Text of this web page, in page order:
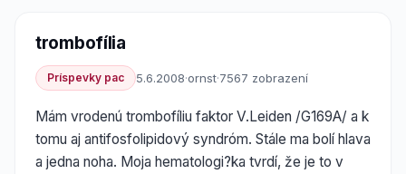
trombofília
Príspevky pac 5.6.2008·ornst·7567 zobrazení
Mám vrodenú trombofíliu faktor V.Leiden /G169A/ a k
tomu aj antifosfolipidový syndróm. Stále ma bolí hlava
a jedna noha. Moja hematologi?ka tvrdí, že je to v